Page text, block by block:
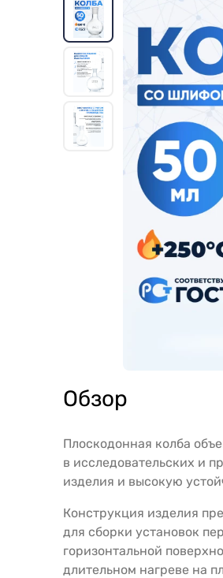
Обзор
Плоскодонная колба
в исследовательских и
изделия и высокую
Конструкция изделия
для сборки установок
горизонтальной
длительном нагреве на